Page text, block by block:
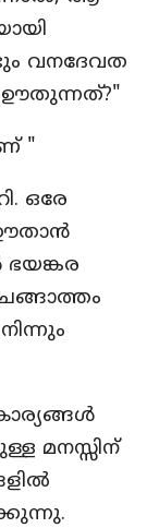
വനദേവത
ഊതുന്നത്?"
"
ഒരേ
മനസ്സിന്